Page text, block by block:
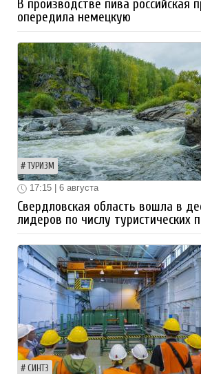
В производстве пива российская
опередила немецкую
ТУРИЗМ
17:15 | 6 августа
Свердловская область вошла в
лидеров по числу туристических
СИНТЗ